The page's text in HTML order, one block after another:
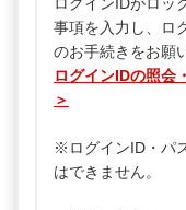
ログインIDがロッ
事項を入力し、ロ
のお手続きをお願
ログインIDの照会
＞
※ログインID・パ
はできません。